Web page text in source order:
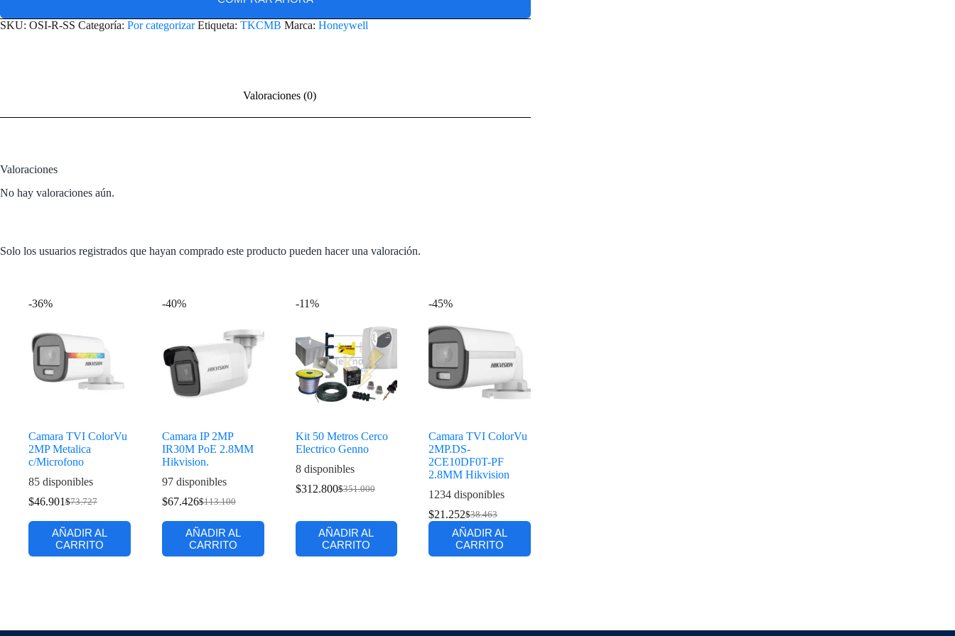
SKU: OSI-R-SS Categoría: Por categorizar Etiqueta: TKCMB Marca: Honeywell
Valoraciones (0)
Valoraciones
No hay valoraciones aún.
Solo los usuarios registrados que hayan comprado este producto pueden hacer una valoración.
-36%
Camara TVI ColorVu
2MP Metalica
c/Microfono
85 disponibles
$73.727
$46.901
AÑADIR AL
CARRITO
-40%
Camara IP 2MP
IR30M PoE 2.8MM
Hikvision.
97 disponibles
$113.100
$67.426
AÑADIR AL
CARRITO
-11%
Kit 50 Metros Cerco
Electrico Genno
8 disponibles
$351.000
$312.800
AÑADIR AL
CARRITO
-45%
Camara TVI ColorVu
2MP.DS-
2CE10DF0T-PF
2.8MM Hikvision
1234 disponibles
$38.463
$21.252
AÑADIR AL
CARRITO